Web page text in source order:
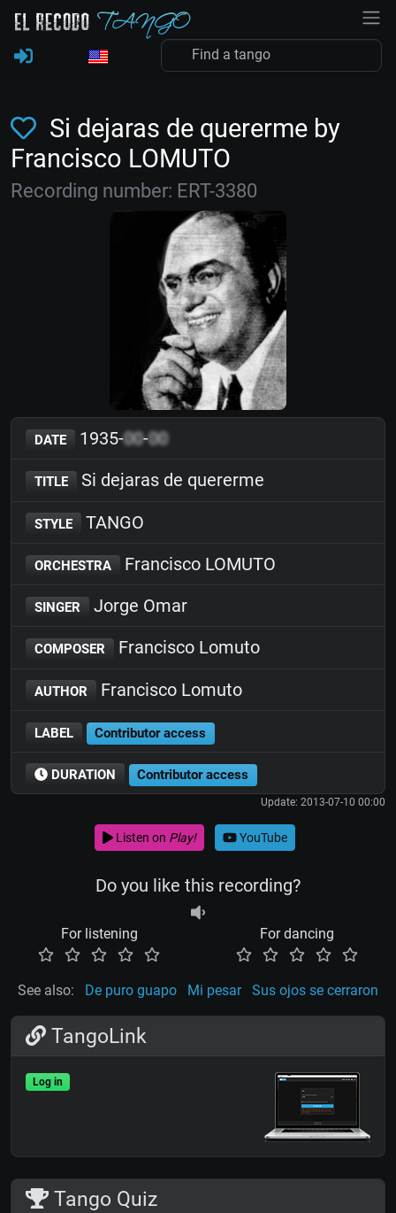
Si dejaras de quererme by
Francisco LOMUTO
Recording number: ERT-3380
DATE 1935-00-00
TITLE Si dejaras de quererme
STYLE TANGO
ORCHESTRA Francisco LOMUTO
SINGER Jorge Omar
COMPOSER Francisco Lomuto
AUTHOR Francisco Lomuto
LABEL Contributor access
DURATION Contributor access
Update: 2013-07-10 00:00
Listen on Play! YouTube
Do you like this recording?
For listening For dancing
See also: De puro guapo Mi pesar Sus ojos se cerraron
TangoLink
Log in
Tango Quiz